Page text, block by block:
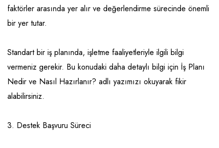
faktörler arasında yer alır ve değerlendirme sürecinde önemli
bir yer tutar.
Standart bir iş planında, işletme faaliyetleriyle ilgili bilgi
vermeniz gerekir. Bu konudaki daha detaylı bilgi için İş Planı
Nedir ve Nasıl Hazırlanır? adlı yazımızı okuyarak fikir
alabilirsiniz.
3. Destek Başvuru Süreci